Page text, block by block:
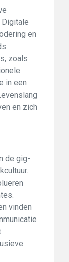
en
zoals
in een
en zich
de gig-
vinden